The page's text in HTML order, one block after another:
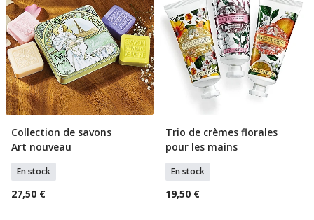
Ajouter Au Panier
Collection de savons
Art nouveau
En stock
27,50 €
Ajouter Au Panier
Trio de crèmes florales
pour les mains
En stock
19,50 €